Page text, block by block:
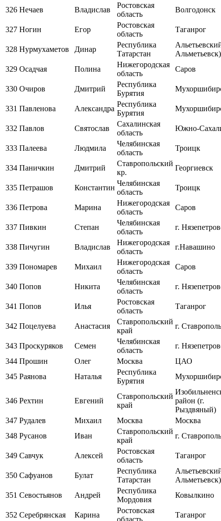
326 Нечаев Владислав
Ростовская
область
Волгодонск
327 Ногин Егор
Ростовская
область
Таганрог
328 Нурмухаметов Динар
Республика
Татарстан
Альметьевск)
329 Осадчая Полина
Нижегородская
область
Саров
330 Очиров Дмитрий
Республика
Бурятия
331 Павленова Александра
Республика
Бурятия
332 Павлов Святослав
Сахалинская
область
Южно-
333 Палеева Людмила
Челябинская
область
Троицк
334 Паничкин Дмитрий
Ставропольский
кр.
Георгиевск
335 Петрашов Константин
Челябинская
область
Троицк
336 Петрова Марина
Нижегородская
область
Саров
337 Пивкин Степан
Челябинская
область
г.
338 Пичугин Владислав
Нижегородская
область
г.Навашино
339 Пономарев Михаил
Нижегородская
область
Саров
340 Попов Никита
Челябинская
область
г.
341 Попов Илья
Ростовская
область
Таганрог
342 Поцелуева Анастасия
Ставропольский
край
г. Ставрополь
343 Проскуряков Семен
Челябинская
область
г.
344 Прошин Олег Москва
ЦАО
345 Раянова Наталья
Республика
Бурятия
346 Рехтин Евгений
Ставропольский
край
район (г.
Рыздвяный)
347 Рудалев Михаил Москва
Москва
348 Русанов Иван
Ставропольский
край
г. Ставрополь
349 Савчук Алексей
Ростовская
область
Таганрог
350 Сафуанов Булат
Республика
Татарстан
Альметьевск)
351 Севостьянов Андрей
Республика
Мордовия
Ковылкино
352 Серебрянская Карина
Ростовская
область
Таганрог